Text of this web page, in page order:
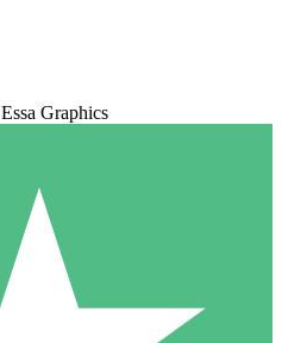
Essa Graphics